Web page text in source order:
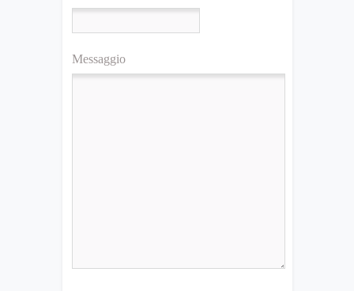
Messaggio